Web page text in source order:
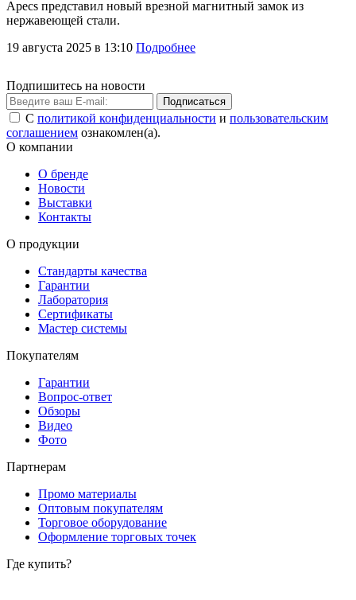
Apecs представил новый врезной магнитный замок из
нержавеющей стали.
19 августа 2025 в 13:10 Подробнее
Подпишитесь на новости
Подписаться
С политикой конфиденциальности и пользовательским
соглашением ознакомлен(а).
О компании
О бренде
Новости
Выставки
Контакты
О продукции
Стандарты качества
Гарантии
Лаборатория
Сертификаты
Мастер системы
Покупателям
Гарантии
Вопрос-ответ
Обзоры
Видео
Фото
Партнерам
Промо материалы
Оптовым покупателям
Торговое оборудование
Оформление торговых точек
Где купить?